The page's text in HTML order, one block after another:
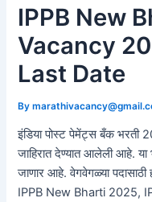
IPPB New
Vacancy
Last Date
By
इंडिया पोस्ट पेमेंट्स बँक भरती
जाहिरात देण्यात आलेली आहे. या
जाणार आहे. वेगवेगळ्या पदासाठी
IPPB New Bharti 2025,